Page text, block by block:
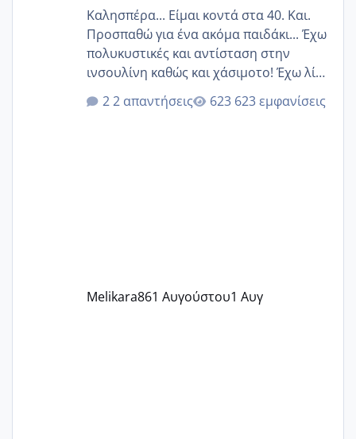
Καλησπέρα... Είμαι κοντά στα 40. Και.
Προσπαθώ για ένα ακόμα παιδάκι... Έχω
πολυκυστικές και αντίσταση στην
ινσουλίνη καθώς και χάσιμοτο! Έχω λίγα
κιλά παραπάνω και όσο κ αν προσπαθώ
δεν χάνω εύκολα! Προσπαθώ για ακόμη
2 απαντήσεις 623 εμφανίσεις
Melikara861 Αυγούστου1 Αυγ